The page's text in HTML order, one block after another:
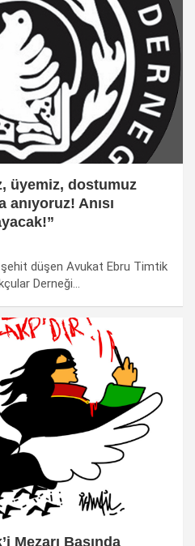
üyemiz, dostumuz
anıyoruz! Anısı
şehit düşen Avukat Ebru Timtik
Derneği…
Mezarı Başında